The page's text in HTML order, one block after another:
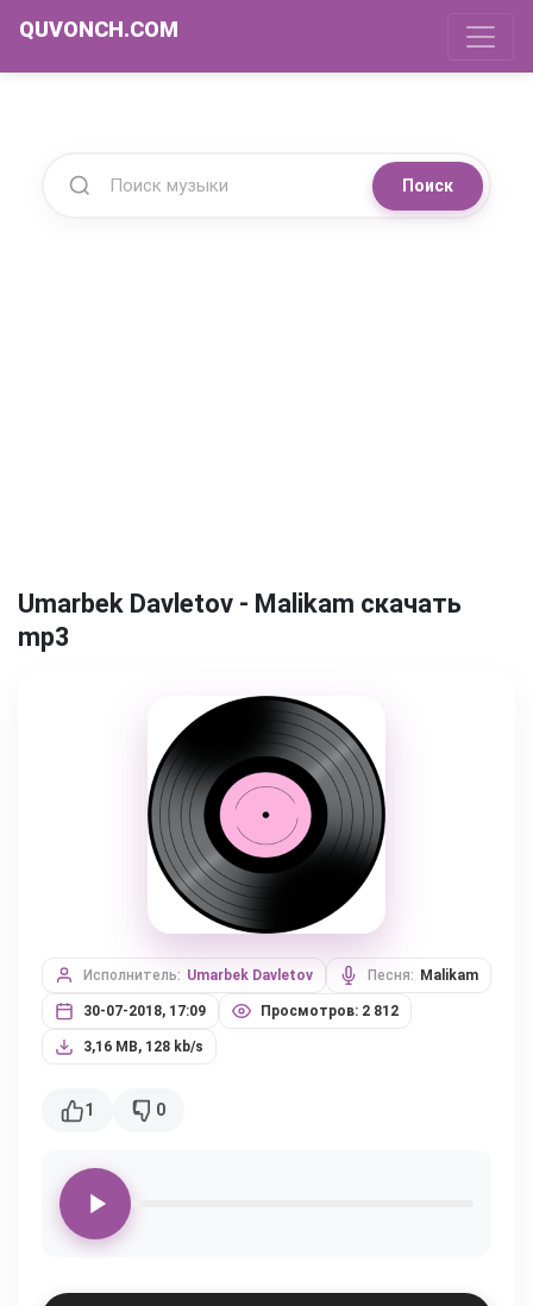
QUVONCH.COM
Поиск
Umarbek Davletov - Malikam скачать
mp3
Исполнитель: Umarbek Davletov Песня: Malikam
30-07-2018, 17:09 Просмотров: 2 812
3,16 MB, 128 kb/s
1 0